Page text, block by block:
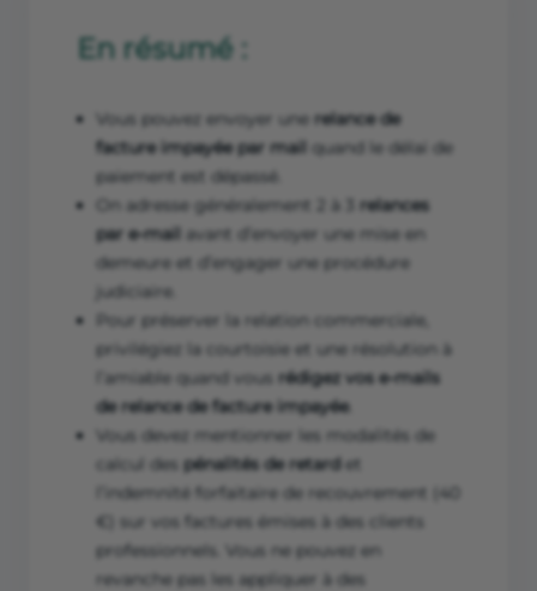
En résumé :
Vous pouvez envoyer une relance de
facture impayée par mail quand le délai de
paiement est dépassé.
On adresse généralement 2 à 3
relances
par e-mail avant d’envoyer une mise en
demeure et d’engager une procédure
judiciaire.
Pour préserver la relation commerciale,
privilégiez la courtoisie et une résolution à
l’amiable quand vous rédigez vos e-mails
de relance de facture impayée.
Vous devez mentionner les modalités de
calcul des pénalités de retard et
l’indemnité forfaitaire de recouvrement (40
€) sur vos factures émises à des clients
professionnels. Vous ne pouvez en
revanche pas les appliquer à des